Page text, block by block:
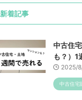
新着記事
中古住
も？）1
2025/
中古住宅